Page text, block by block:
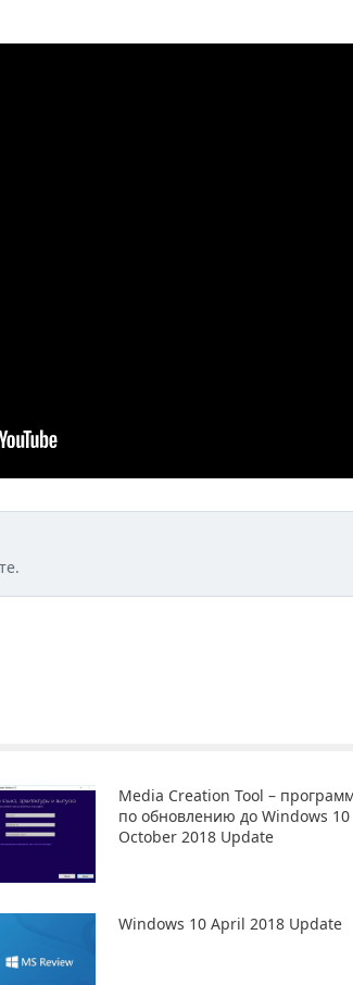
Media Creation Tool –
по обновлению до Windows 10
October 2018 Update
Windows 10 April 2018 Update